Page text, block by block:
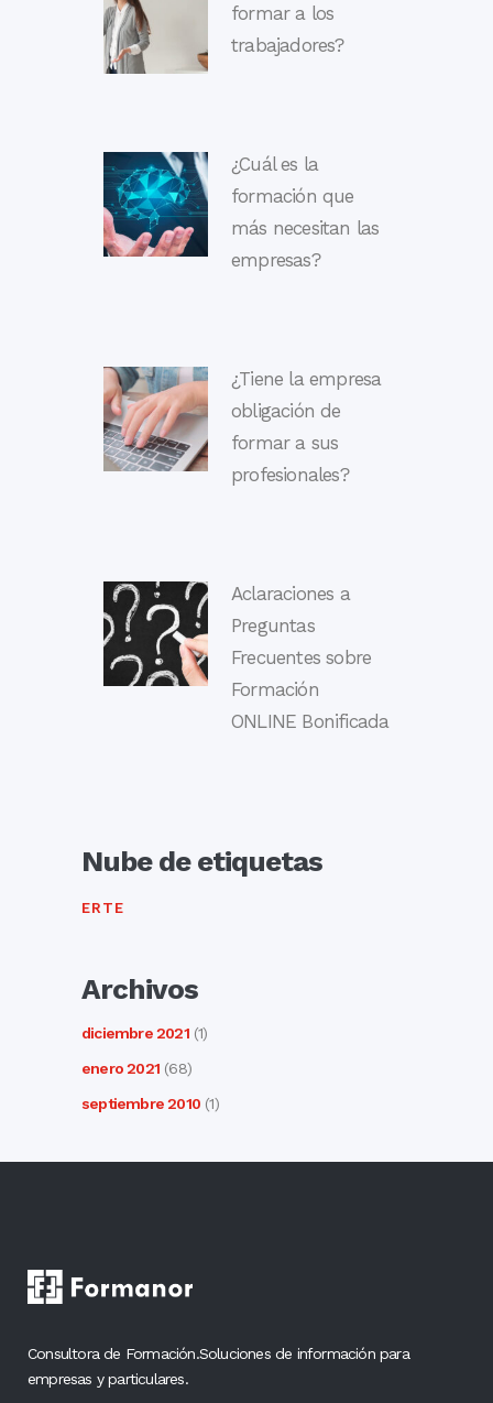
formar a los
trabajadores?
¿Cuál es la
formación que
más necesitan las
empresas?
¿Tiene la empresa
obligación de
formar a sus
profesionales?
Aclaraciones a
Preguntas
Frecuentes sobre
Formación
ONLINE Bonificada
Nube de etiquetas
ERTE
Archivos
diciembre 2021(1)
enero 2021 (68)
septiembre 2010 (1)
Consultora de Formación.Soluciones de información para
empresas y particulares.